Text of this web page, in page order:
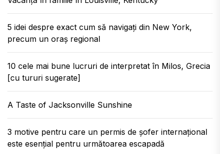
5 idei despre exact cum să navigați din New York,
precum un oraș regional
10 cele mai bune lucruri de interpretat în Milos, Grecia
[cu tururi sugerate]
A Taste of Jacksonville Sunshine
3 motive pentru care un permis de șofer internațional
este esențial pentru următoarea escapadă